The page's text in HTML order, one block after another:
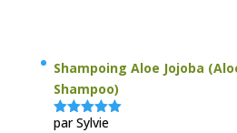
Shampoing Aloe Jojoba
Shampoo)
Note5sur
par Sylvie